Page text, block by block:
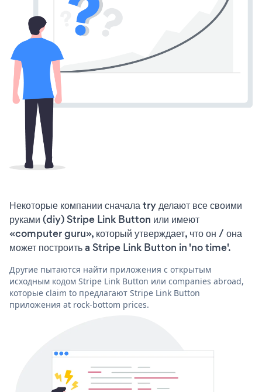
Некоторые компании сначала try делают все своими
руками (diy) Stripe Link Button или имеют
«computer guru», который утверждает, что он / она
может построить a Stripe Link Button in 'no time'.
Другие пытаются найти приложения с открытым
исходным кодом Stripe Link Button или companies abroad,
которые claim to предлагают Stripe Link Button
приложения at rock-bottom prices.